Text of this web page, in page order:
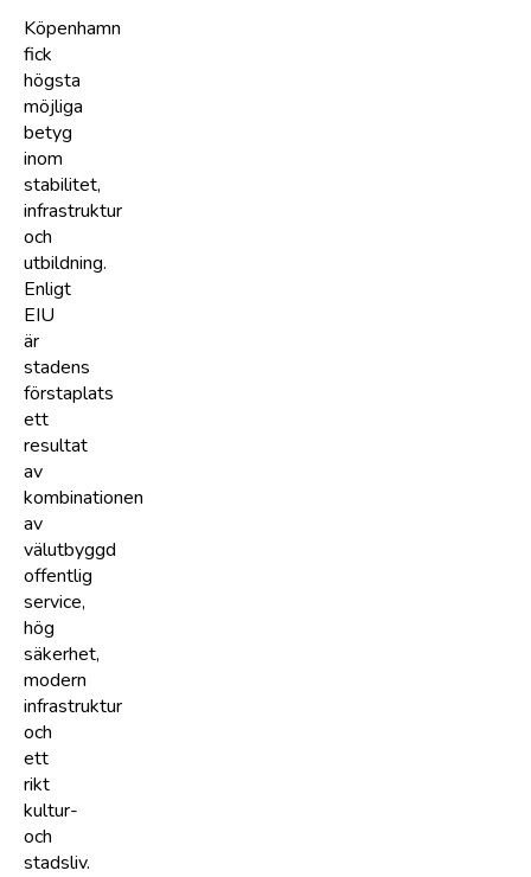
Köpenhamn
fick
högsta
möjliga
betyg
inom
stabilitet,
infrastruktur
och
utbildning.
Enligt
EIU
är
stadens
förstaplats
ett
resultat
av
kombinationen
av
välutbyggd
offentlig
service,
hög
säkerhet,
modern
infrastruktur
och
ett
rikt
kultur-
och
stadsliv.